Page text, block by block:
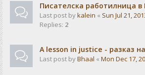
Писателска работилница в
Last post bykalein « Sun Jul 21,
Replies: 2
A lesson in justice - разказ
Last post byBhaal « Mon Dec 17,